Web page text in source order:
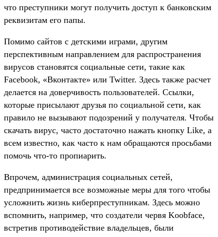
что преступники могут получить доступ к банковским
реквизитам его папы.
Помимо сайтов с детскими играми, другим
перспективным направлением для распространения
вирусов становятся социальные сети, такие как
Facebook, «Вконтакте» или Twitter. Здесь также расчет
делается на доверчивость пользователей. Ссылки,
которые присылают друзья по социальной сети, как
правило не вызывают подозрений у получателя. Чтобы
скачать вирус, часто достаточно нажать кнопку Like, а
всем известно, как часто к нам обращаются просьбами
помочь что-то пропиарить.
Впрочем, администрация социальных сетей,
предпринимается все возможные меры для того чтобы
усложнить жизнь киберпреступникам. Здесь можно
вспомнить, например, что создатели червя Koobface,
встретив противодействие владельцев, были